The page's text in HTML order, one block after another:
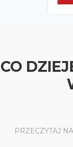
CO
PRZECZYTAJ